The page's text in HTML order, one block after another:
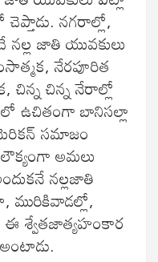
నగరాల్లో,
జాతి యువకులు
నేరపూరిత
చిన్న నేరాల్లో
ఉచితంగా బానిసల్లా
సమాజం
అమలు
నల్లజాతి
మురికివాడల్లో,
శ్వేతజాత్యహంకార